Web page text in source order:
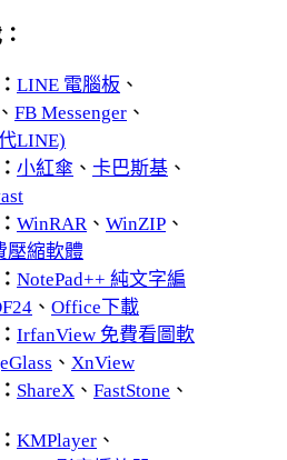
LINE 電腦板 、
、 FB Messenger 、
LINE)
小紅傘 、 卡巴斯基 、
WinRAR、 WinZIP 、
壓縮軟體
NotePad++ 純文字編
、 Office下載
IrfanView 免費看圖軟
、 XnView
ShareX 、 FastStone 、
KMPlayer 、